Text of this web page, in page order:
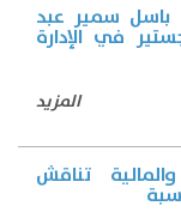
باسل سمير عبد
في الإدارة
المزيد
تناقش